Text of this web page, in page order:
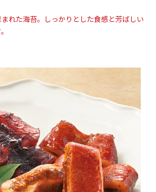
れた海苔。しっかりとした食感と芳ばしい